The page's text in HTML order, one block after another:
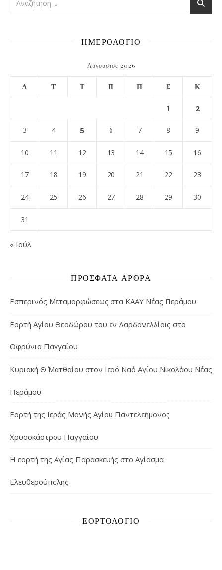
ΗΜΕΡΟΛΟΓΙΟ
Αύγουστος 2026
Δ Τ Τ Π Π Σ Κ
1 2
3 4 5 6 7 8 9
10 11 12 13 14 15 16
17 18 19 20 21 22 23
24 25 26 27 28 29 30
31
« Ιούλ
ΠΡΌΣΦΑΤΑ ΆΡΘΡΑ
Εσπερινός Μεταμορφώσεως στα ΚΑΑΥ Νέας Περάμου
Εορτή Αγίου Θεοδώρου του εν Δαρδανελλίοις στο
Οφρύνιο Παγγαίου
Κυριακή Θ΄ Ματθαίου στον Ιερό Ναό Αγίου Νικολάου Νέας
Περάμου
Εορτή της Ιεράς Μονής Αγίου Παντελεήμονος
Χρυσοκάστρου Παγγαίου
Η εορτή της Αγίας Παρασκευής στο Αγίασμα
Ελευθερούπολης
ΕΟΡΤΟΛΌΓΙΟ